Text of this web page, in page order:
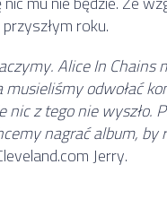
roku.
Alice In Chains
odwołać
z tego nie wyszło.
nagrać album,
Jerry.